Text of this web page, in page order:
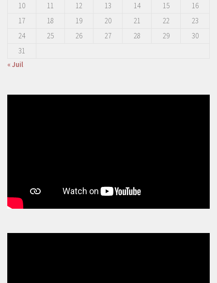
10
11 12 13 14 15
16
17
18 19 20 21 22
23
24
25 26 27 28 29
30
31
« Juil